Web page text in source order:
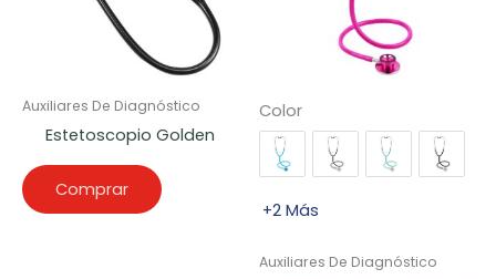
Auxiliares De Diagnóstico
Estetoscopio Golden
Comprar
Color
+2 Más
Auxiliares De Diagnóstico